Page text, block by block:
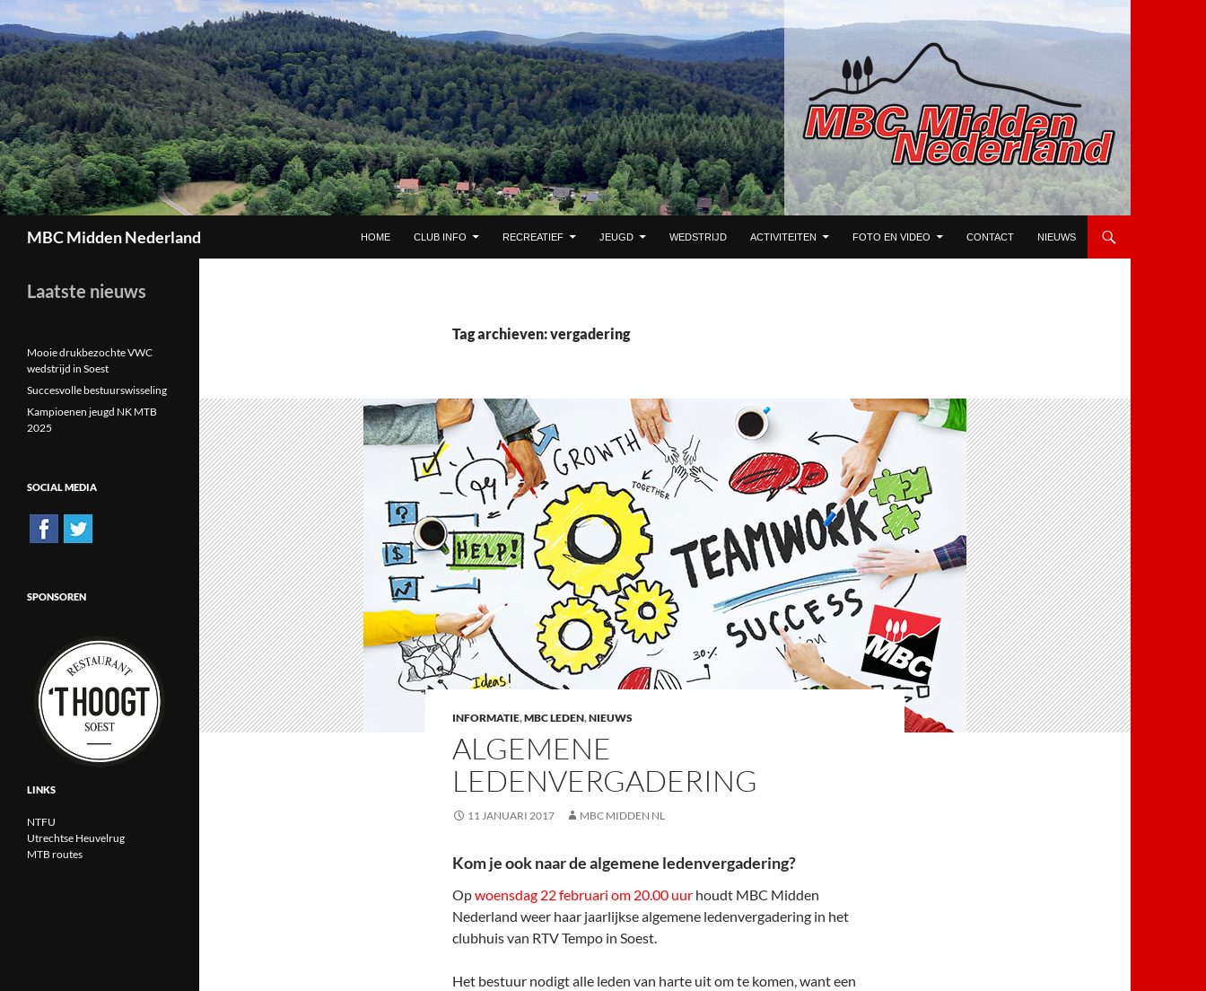
MBC Midden Nederland HOME CLUB INFO RECREATIEF JEUGD WEDSTRIJD ACTIVITEITEN FOTO EN VIDEO CONTACT NIEUWS
Tag archieven: vergadering
INFORMATIE,MBC LEDEN,NIEUWS
ALGEMENE
LEDENVERGADERING
11 JANUARI 2017 MBC MIDDEN NL
Kom je ook naar de algemene ledenvergadering?
Opwoensdag 22 februari om 20.00 uur houdt MBC Midden
Nederland weer haar jaarlijkse algemene ledenvergadering in het
clubhuis van RTV Tempo in Soest.
Het bestuur nodigt alle leden van harte uit om te komen, want een
Laatste nieuws
Mooie drukbezochte VWC
wedstrijd in Soest
Succesvolle bestuurswisseling
Kampioenen jeugd NK MTB
2025
SOCIAL MEDIA
SPONSOREN
LINKS
NTFU
Utrechtse Heuvelrug
MTB routes